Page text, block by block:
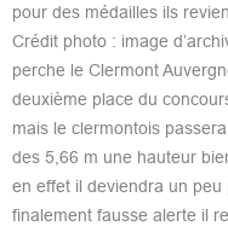
pour des médailles ils
Crédit photo : image
perche le Clermont
deuxième place du
mais le clermontois
des 5,66 m une hauteur
en effet il deviendra un
finalement fausse alerte il